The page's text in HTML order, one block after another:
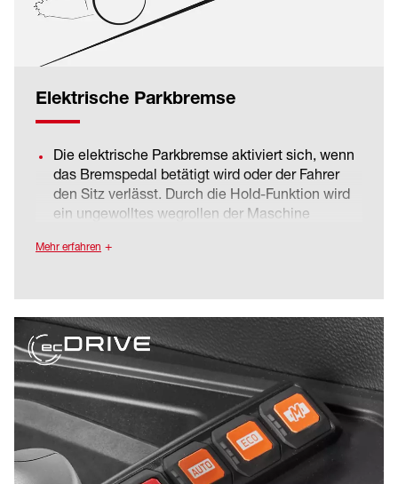
Elektrische Parkbremse
Die elektrische Parkbremse aktiviert sich, wenn
das Bremspedal betätigt wird oder der Fahrer
den Sitz verlässt. Durch die Hold-Funktion wird
ein ungewolltes wegrollen der Maschine
gelöst, wenn das Gaspedal betätigt wird.
und Komfort. Die Maschine kann durch die
elektrische Parkbremse sehr effizient bedient
werden.
Selbstverständlich kann die elektrische
Parkbremse auch manuell per
Schalterbetätigung aktiviert bzw. deaktiviert
werden. Der Fahrer hat so stets die Kontrolle und
kann nach eigenen Bedürfnissen und
Gewohnheiten mit der Maschine arbeiten.
Mehr erfahren